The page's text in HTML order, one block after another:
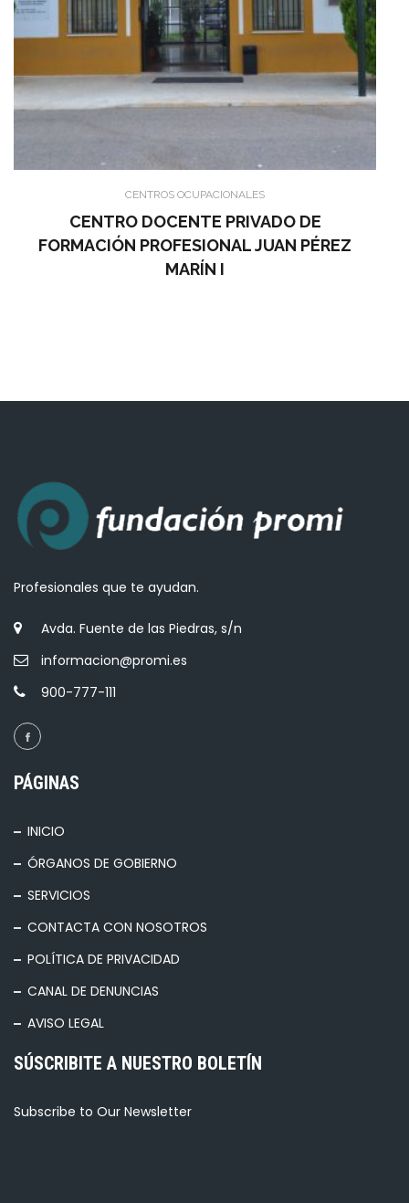
CENTROS OCUPACIONALES
CENTRO DOCENTE PRIVADO DE
FORMACIÓN PROFESIONAL JUAN PÉREZ
MARÍN I
Profesionales que te ayudan.
Avda. Fuente de las Piedras, s/n
informacion@promi.es
900-777-111
PÁGINAS
INICIO
ÓRGANOS DE GOBIERNO
SERVICIOS
CONTACTA CON NOSOTROS
POLÍTICA DE PRIVACIDAD
CANAL DE DENUNCIAS
AVISO LEGAL
SÚSCRIBITE A NUESTRO BOLETÍN
Subscribe to Our Newsletter